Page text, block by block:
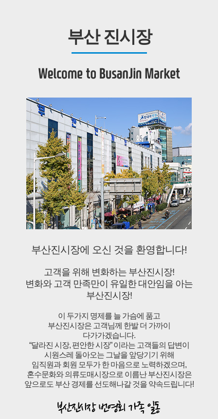
부산 진시장
부산진시장에 오신 것을 환영합니다!
고객을 위해 변화하는 부산진시장!
변화와 고객 만족만이 유일한 대안임을 아는
부산진시장!
이 두가지 명제를 늘 가슴에 품고
부산진시장은 고객님께 한발 더 가까이
다가가겠습니다.
“달라진 시장, 편안한 시장” 이라는 고객들의 답변이
시원스레 돌아오는 그날을 앞당기기 위해
임직원과 회원 모두가 한 마음으로 노력하겠으며,
혼수문화와 의류도매시장으로 이름난 부산진시장은
앞으로도 부산 경제를 선도해나갈 것을 약속드립니다!